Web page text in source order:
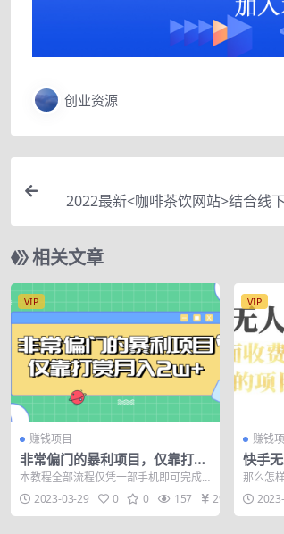
创业资源
2022最新<咖啡茶饮网站>结合线
相关文章
VIP
赚钱项目
非常偏门的暴利项目，仅靠打赏
月入2w+
本教程全部流程仅凭一部手机即可完成
本教程为完整教程，不存在残缺，二次
收费等恶心...
2023-03-29 0 0 157 29
VIP
赚钱
快手
0-980
那么怎
在你的
播间的